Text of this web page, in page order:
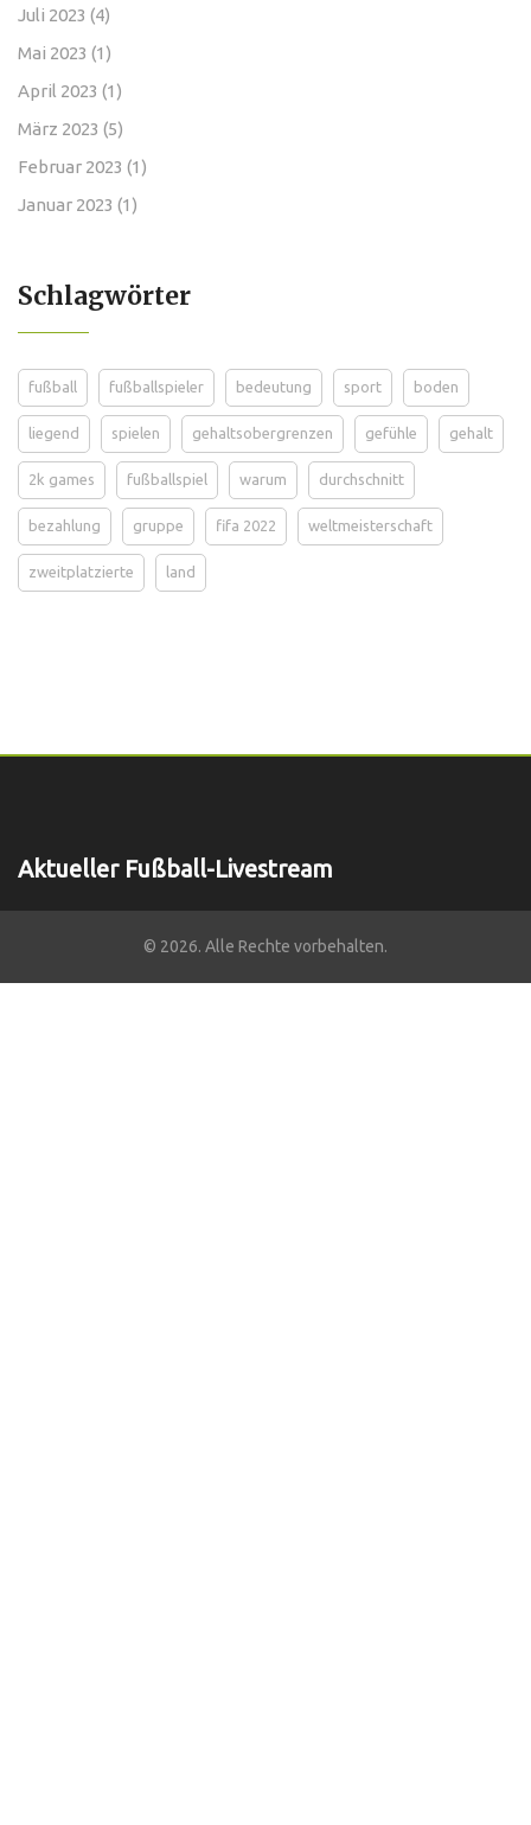
Juli 2023 (4)
Mai 2023 (1)
April 2023 (1)
März 2023 (5)
Februar 2023 (1)
Januar 2023 (1)
Schlagwörter
fußball fußballspieler bedeutung sport boden
liegend spielen gehaltsobergrenzen gefühle gehalt
2k games fußballspiel warum durchschnitt
bezahlung gruppe fifa 2022 weltmeisterschaft
zweitplatzierte land
Aktueller Fußball-Livestream
© 2026. Alle Rechte vorbehalten.